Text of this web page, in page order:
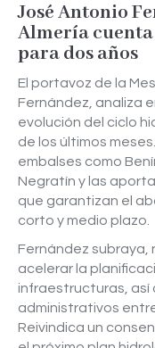
José Antonio
Almería
para dos años
El portavoz de la
Fernández, analiza
evolución del ciclo
de los últimos
embalses como
Negratín y las
que garantizan el
corto y medio plazo.
Fernández
acelerar la
infraestructuras, así
administrativos
Reivindica un